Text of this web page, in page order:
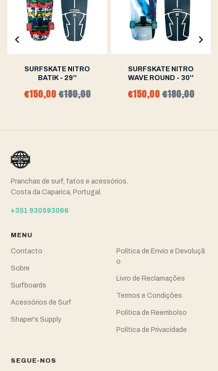
SURFSKATE NITRO
BATIK - 29''
€150,00€180,00
SURFSKATE NITRO
WAVE ROUND - 30''
€150,00€180,00
Pranchas de surf, fatos e acessórios.
Costa da Caparica, Portugal.
+351 930593066
MENU
Contacto
Sobre
Surfboards
Acessórios de Surf
Shaper's Supply
Política de Envio e Devoluçã
o
Livro de Reclamações
Termos e Condições
Política de Reembolso
Política de Privacidade
SEGUE-NOS